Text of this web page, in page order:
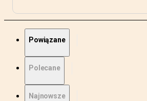
Powiązane
Polecane
Najnowsze